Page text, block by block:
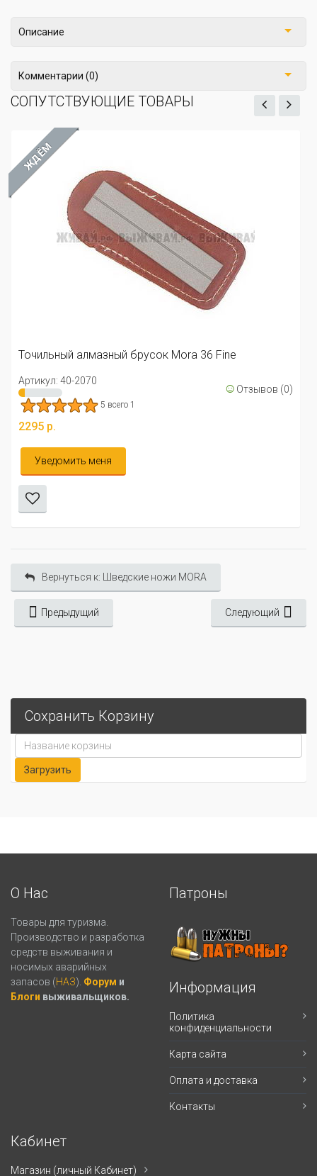
Описание
Комментарии (0)
СОПУТСТВУЮЩИЕ ТОВАРЫ
ЖДЁМ
Точильный алмазный брусок Mora 36 Fine
Артикул: 40-2070 ☺ Отзывов (0)
5 всего 1
2295 р.
Уведомить меня
Вернуться к: Шведские ножи MORA
Предыдущий Следующий
Сохранить Корзину
О Нас
Товары для туризма.
Производство и разработка
средств выживания и
носимых аварийных
запасов (НАЗ). Форум и
Блоги выживальщиков.
Патроны
Информация
Политика
конфиденциальности
Карта сайта
Оплата и доставка
Контакты
Кабинет
Магазин (личный Кабинет)